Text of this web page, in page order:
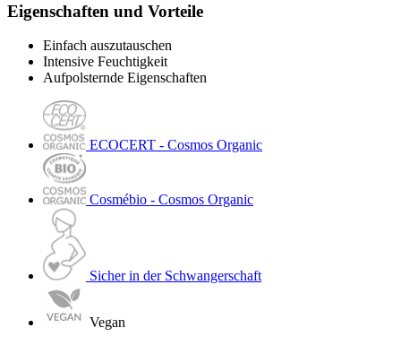
Eigenschaften und Vorteile
Einfach auszutauschen
Intensive Feuchtigkeit
Aufpolsternde Eigenschaften
ECOCERT - Cosmos Organic
Cosmébio - Cosmos Organic
Sicher in der Schwangerschaft
Vegan